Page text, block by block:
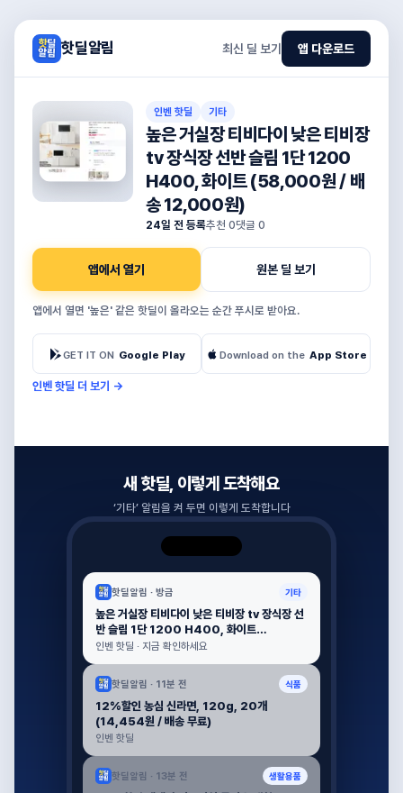
핫딜알림 최신 딜 보기 앱 다운로드
인벤 핫딜 기타
높은 거실장 티비다이 낮은 티비장
tv 장식장 선반 슬림 1단 1200
H400, 화이트 (58,000원 / 배
송 12,000원)
24일 전 등록추천 0댓글 0
앱에서 열기 원본 딜 보기
앱에서 열면 '높은' 같은 핫딜이 올라오는 순간 푸시로 받아요.
GET IT ON Google Play Download on the App Store
인벤 핫딜 더 보기 →
새 핫딜, 이렇게 도착해요
‘기타’ 알림을 켜 두면 이렇게 도착합니다
핫딜알림 · 방금 기타
높은 거실장 티비다이 낮은 티비장 tv 장식장 선
반 슬림 1단 1200 H400, 화이트
(58,000원 / 배송 12,000원)
인벤 핫딜 · 지금 확인하세요
핫딜알림 · 11분 전 식품
12%할인 농심 신라면, 120g, 20개
(14,454원 / 배송 무료)
인벤 핫딜
핫딜알림 · 13분 전 생활용품